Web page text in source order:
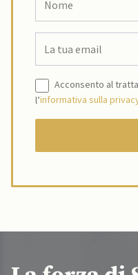
Acconsento al
l’informativa sulla